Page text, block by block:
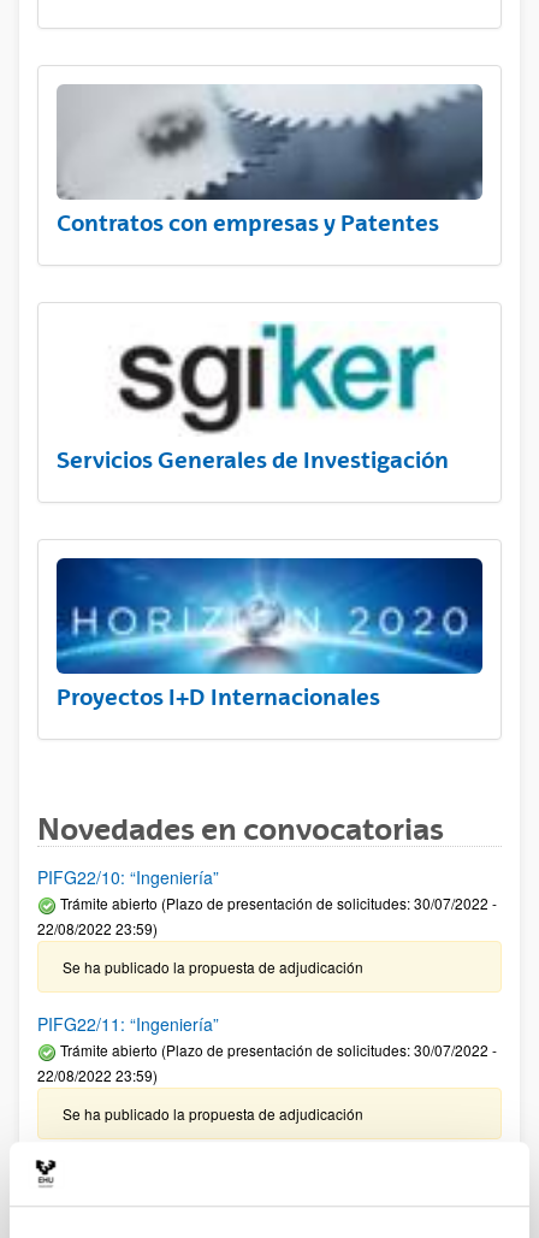
Contratos con empresas y Patentes
Servicios Generales de Investigación
Proyectos I+D Internacionales
Novedades en convocatorias
PIFG22/10: “Ingeniería”
Trámite abierto (Plazo de presentación de solicitudes: 30/07/2022 -
22/08/2022 23:59)
Se ha publicado la propuesta de adjudicación
PIFG22/11: “Ingeniería”
Trámite abierto (Plazo de presentación de solicitudes: 30/07/2022 -
22/08/2022 23:59)
Se ha publicado la propuesta de adjudicación
PIFG22/08: “Astrofísica-Investigación atmósfera de Júpiter”